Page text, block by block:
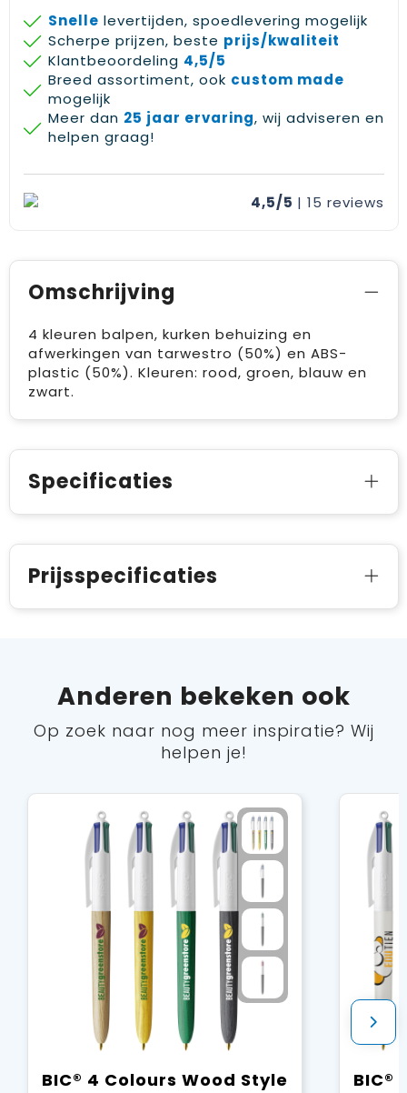
Snelle levertijden, spoedlevering mogelijk
Scherpe prijzen, beste prijs/kwaliteit
Klantbeoordeling 4,5/5
Breed assortiment, ook custom made
mogelijk
Meer dan 25 jaar ervaring, wij adviseren en
helpen graag!
4,5/5 | 15 reviews
Omschrijving
4 kleuren balpen, kurken behuizing en
afwerkingen van tarwestro (50%) en ABS-
plastic (50%). Kleuren: rood, groen, blauw en
zwart.
Specificaties
Prijsspecificaties
Anderen bekeken ook
Op zoek naar nog meer inspiratie? Wij
helpen je!
BIC® 4 Colours Wood Style